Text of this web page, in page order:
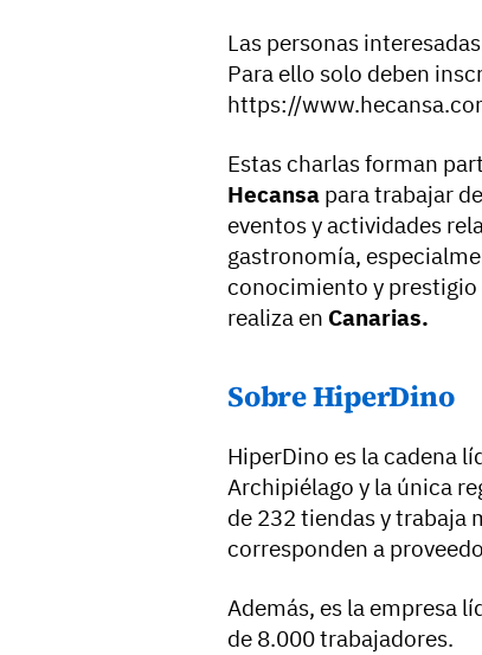
Las personas
Para ello solo deben
https://
Estas charlas forman
Hecansa para trabajar
eventos y actividades
gastronomía,
conocimiento y prestigio
realiza en Canarias.
Sobre HiperDino
HiperDino es la cadena
Archipiélago y la única
de 232 tiendas y trabaja
corresponden a
Además, es la empresa
de 8.000 trabajadores.